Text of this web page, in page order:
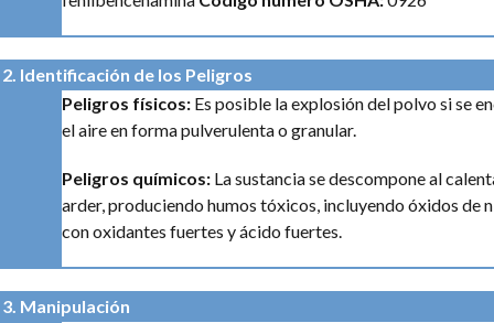
2. Identificación de los Peligros
Peligros físicos: Es posible la explosión del polvo si se
el aire en forma pulverulenta o granular.
Peligros químicos: La sustancia se descompone al
arder, produciendo humos tóxicos, incluyendo óxidos de
con oxidantes fuertes y ácido fuertes.
3. Manipulación